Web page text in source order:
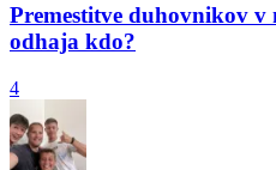
Premestitve duhovnikov
odhaja kdo?
4